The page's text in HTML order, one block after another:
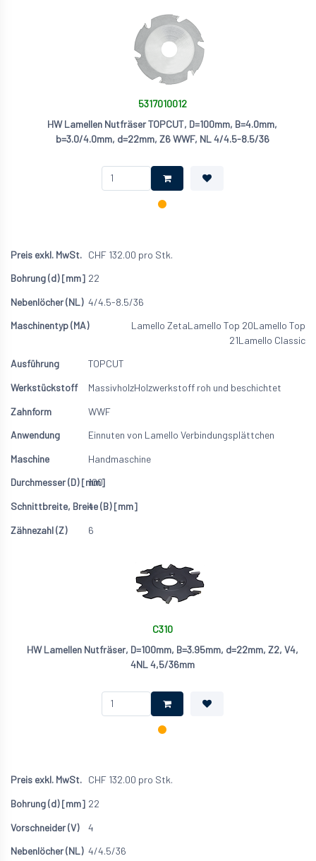
5317010012
HW Lamellen Nutfräser TOPCUT, D=100mm, B=4.0mm,
b=3.0/4.0mm, d=22mm, Z6 WWF, NL 4/4.5-8.5/36
CHF 132.00 pro Stk.
22
4/4.5-8.5/36
Lamello ZetaLamello Top 20Lamello Top
21Lamello Classic
TOPCUT
MassivholzHolzwerkstoff roh und beschichtet
WWF
Einnuten von Lamello Verbindungsplättchen
Handmaschine
100
4
6
C310
HW Lamellen Nutfräser, D=100mm, B=3.95mm, d=22mm, Z2, V4,
4NL 4,5/36mm
CHF 132.00 pro Stk.
22
4
4/4.5/36